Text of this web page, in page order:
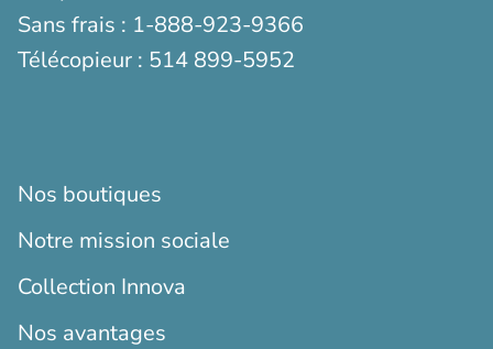
Sans frais : 1-888-923-9366
Télécopieur : 514 899-5952
Nos boutiques
Notre mission sociale
Collection Innova
Nos avantages